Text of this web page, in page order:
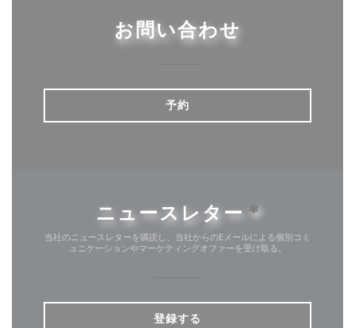
お問い合わせ
予約
ニュースレター *
当社のニュースレターを購読し、当社からのEメールによる個別コミ
ュニケーションやマーケティングオファーを受け取る。
登録する